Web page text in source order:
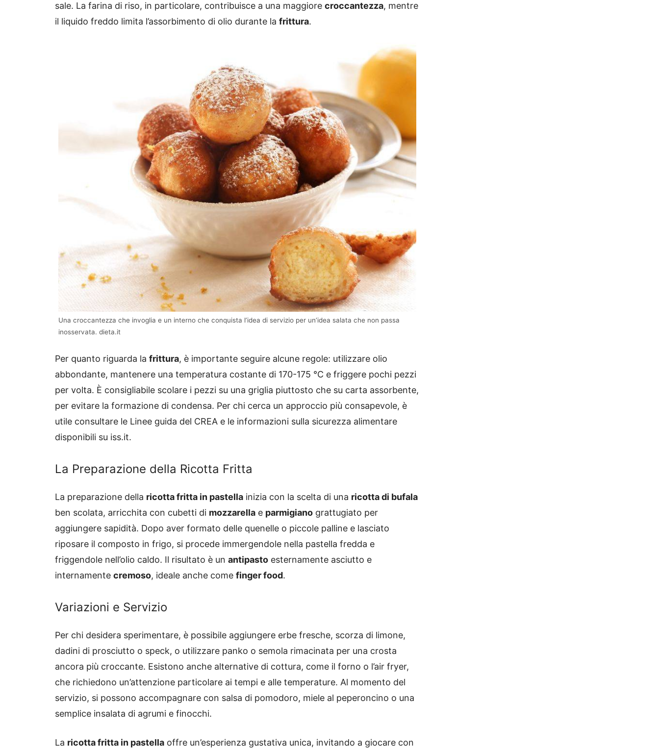
sale. La farina di riso, in particolare, contribuisce a una maggiore croccantezza, mentre
il liquido freddo limita l’assorbimento di olio durante la frittura.
Una croccantezza che invoglia e un interno che conquista l’idea di servizio per un’idea salata che non passa
inosservata. dieta.it
Per quanto riguarda la frittura, è importante seguire alcune regole: utilizzare olio
abbondante, mantenere una temperatura costante di 170-175 °C e friggere pochi pezzi
per volta. È consigliabile scolare i pezzi su una griglia piuttosto che su carta assorbente,
per evitare la formazione di condensa. Per chi cerca un approccio più consapevole, è
utile consultare le Linee guida del CREA e le informazioni sulla sicurezza alimentare
disponibili su iss.it.
La Preparazione della Ricotta Fritta
La preparazione della ricotta fritta in pastella inizia con la scelta di una ricotta di bufala
ben scolata, arricchita con cubetti di mozzarella e parmigiano grattugiato per
aggiungere sapidità. Dopo aver formato delle quenelle o piccole palline e lasciato
riposare il composto in frigo, si procede immergendole nella pastella fredda e
friggendole nell’olio caldo. Il risultato è un antipasto esternamente asciutto e
internamente cremoso, ideale anche come finger food.
Variazioni e Servizio
Per chi desidera sperimentare, è possibile aggiungere erbe fresche, scorza di limone,
dadini di prosciutto o speck, o utilizzare panko o semola rimacinata per una crosta
ancora più croccante. Esistono anche alternative di cottura, come il forno o l’air fryer,
che richiedono un’attenzione particolare ai tempi e alle temperature. Al momento del
servizio, si possono accompagnare con salsa di pomodoro, miele al peperoncino o una
semplice insalata di agrumi e finocchi.
La ricotta fritta in pastella offre un’esperienza gustativa unica, invitando a giocare con